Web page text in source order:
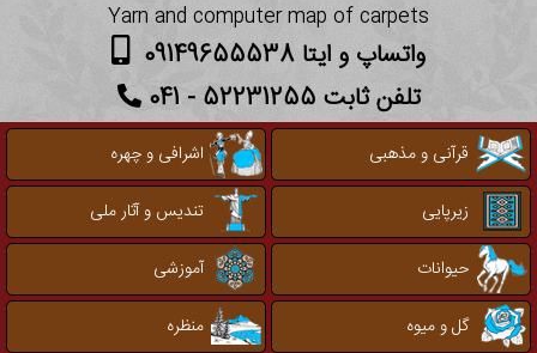
Yarn and computer map of carpets
واتساپ و ایتا 09149655538
تلفن ثابت 52231255 - 041
قرآنی و مذهبی
اشرافی و چهره
زیرپایی
تندیس و آثار ملی
حیوانات
آموزشی
گل و میوه
منظره